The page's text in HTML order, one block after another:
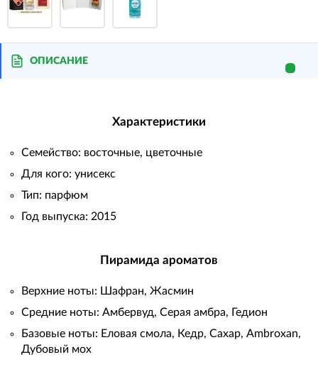
ОПИСАНИЕ
Характеристики
Семейство: восточные, цветочные
Для кого: унисекс
Тип: парфюм
Год выпуска: 2015
Пирамида ароматов
Верхние ноты: Шафран, Жасмин
Средние ноты: Амбервуд, Серая амбра, Гедион
Базовые ноты: Еловая смола, Кедр, Сахар, Ambroxan,
Дубовый мох